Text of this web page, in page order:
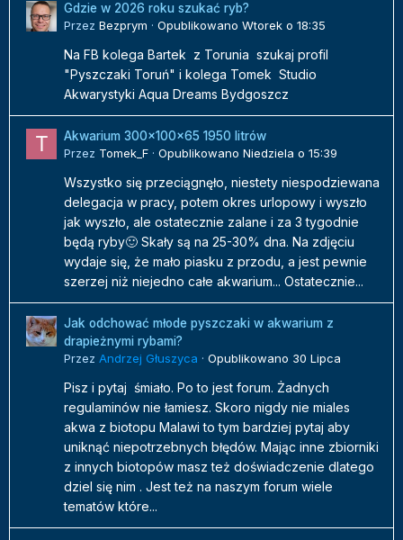
Gdzie w 2026 roku szukać ryb?
Przez Bezprym · Opublikowano Wtorek o 18:35
Na FB kolega Bartek z Torunia szukaj profil
"Pyszczaki Toruń" i kolega Tomek Studio
Akwarystyki Aqua Dreams Bydgoszcz
Akwarium 300x100x65 1950 litrów
Przez Tomek_F · Opublikowano Niedziela o 15:39
Wszystko się przeciągnęło, niestety niespodziewana
delegacja w pracy, potem okres urlopowy i wyszło
jak wyszło, ale ostatecznie zalane i za 3 tygodnie
będą ryby🙂 Skały są na 25-30% dna. Na zdjęciu
wydaje się, że mało piasku z przodu, a jest pewnie
szerzej niż niejedno całe akwarium... Ostatecznie...
Jak odchować młode pyszczaki w akwarium z
drapieżnymi rybami?
Przez Andrzej Głuszyca · Opublikowano 30 Lipca
Pisz i pytaj śmiało. Po to jest forum. Żadnych
regulaminów nie łamiesz. Skoro nigdy nie miales
akwa z biotopu Malawi to tym bardziej pytaj aby
uniknąć niepotrzebnych błędów. Mając inne zbiorniki
z innych biotopów masz też doświadczenie dlatego
dziel się nim . Jest też na naszym forum wiele
tematów które...